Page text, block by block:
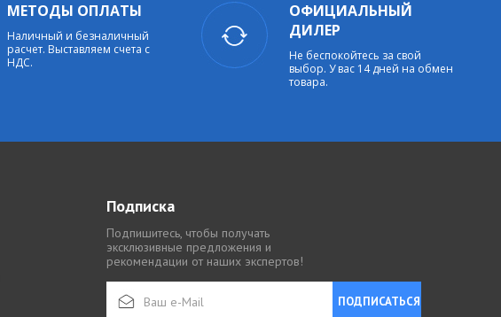
МЕТОДЫ ОПЛАТЫ
Наличный и безналичный
расчет. Выставляем счета с
НДС.
ОФИЦИАЛЬНЫЙ
ДИЛЕР
Не беспокойтесь за свой
выбор. У вас 14 дней на обмен
товара.
Подписка
Подпишитесь, чтобы получать
эксклюзивные предложения и
рекомендации от наших экспертов!
ПОДПИСАТЬСЯ